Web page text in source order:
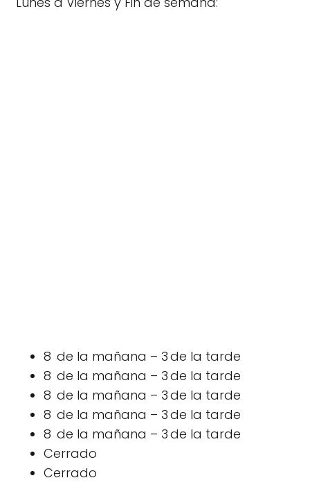
8 de la mañana – 3 de la tarde
8 de la mañana – 3 de la tarde
8 de la mañana – 3 de la tarde
8 de la mañana – 3 de la tarde
8 de la mañana – 3 de la tarde
Cerrado
Cerrado